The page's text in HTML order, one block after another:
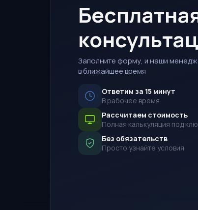
Заполните форму, и наши
в ближайшее время
Ответим за 15 минут
В рабочее время
Рассчитаем стоимость
Полная калькуляция под
Без обязательств
Просто узнайте условия